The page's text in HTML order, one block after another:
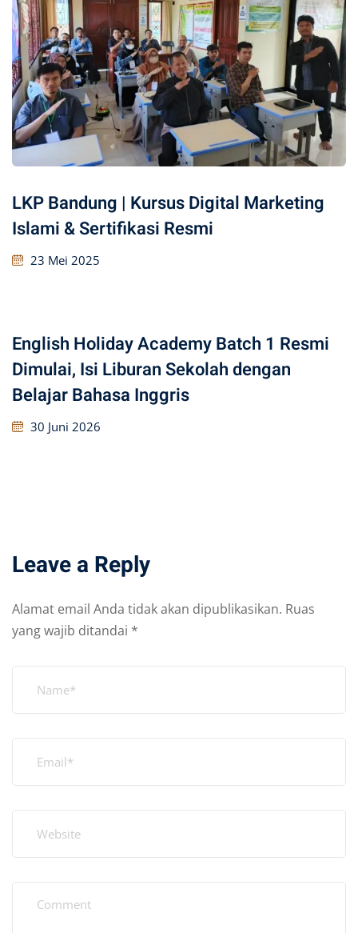
LKP Bandung | Kursus Digital Marketing
Islami & Sertifikasi Resmi
23 Mei 2025
English Holiday Academy Batch 1 Resmi
Dimulai, Isi Liburan Sekolah dengan
Belajar Bahasa Inggris
30 Juni 2026
Leave a Reply
Alamat email Anda tidak akan dipublikasikan. Ruas
yang wajib ditandai *